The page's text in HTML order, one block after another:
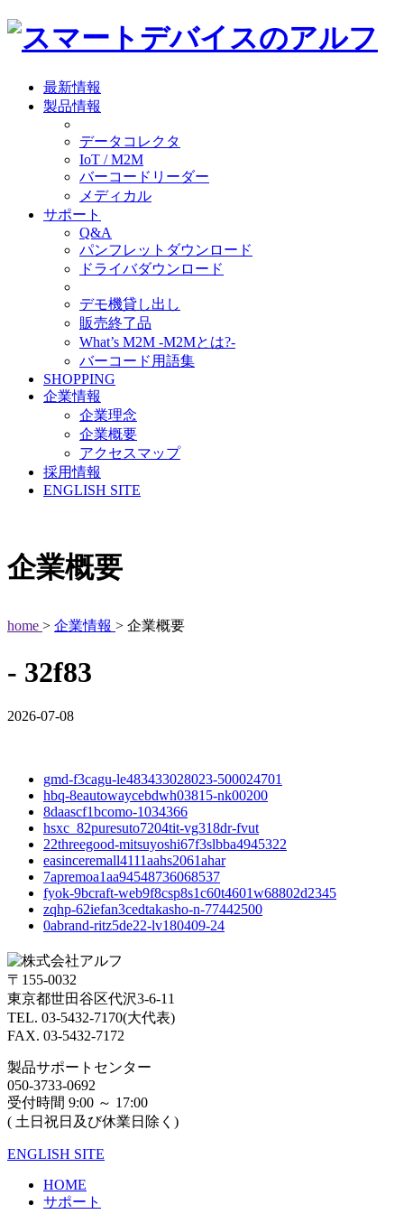
最新情報
製品情報
データコレクタ
IoT / M2M
バーコードリーダー
メディカル
サポート
Q&A
パンフレットダウンロード
ドライバダウンロード
デモ機貸し出し
販売終了品
What’s M2M -M2Mとは?-
バーコード用語集
SHOPPING
企業情報
企業理念
企業概要
アクセスマップ
採用情報
ENGLISH SITE
企業概要
home > 企業情報 > 企業概要
- 32f83
2026-07-08
gmd-f3cagu-le483433028023-500024701
hbq-8eautowaycebdwh03815-nk00200
8daascf1bcomo-1034366
hsxc_82puresuto7204tit-vg318dr-fvut
22threegood-mitsuyoshi67f3slbba4945322
easinceremall4111aahs2061ahar
7apremoa1aa94548736068537
fyok-9bcraft-web9f8csp8s1c60t4601w68802d2345
zqhp-62iefan3cedtakasho-n-77442500
0abrand-ritz5de22-lv180409-24
〒155-0032
東京都世田谷区代沢3-6-11
TEL. 03-5432-7170(大代表)
FAX. 03-5432-7172
製品サポートセンター
050-3733-0692
受付時間 9:00 ～ 17:00
( 土日祝日及び休業日除く)
ENGLISH SITE
HOME
サポート